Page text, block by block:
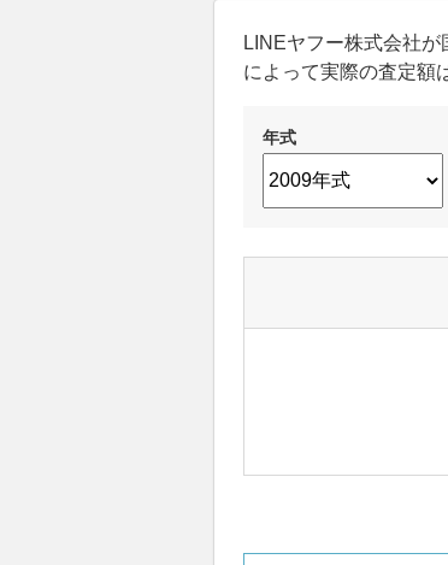
LINEヤフー株式会社
によって実際の査定額
年式